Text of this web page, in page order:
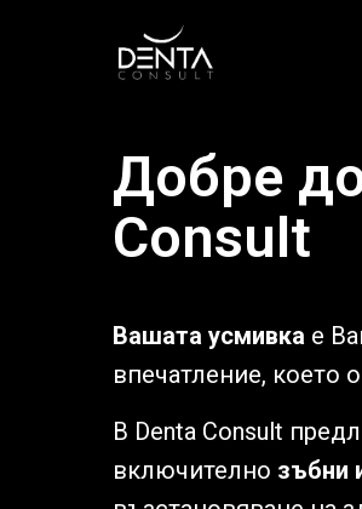
Добре
Consult
Вашата усмивка е
впечатление, което
В Denta Consult
включително зъбни